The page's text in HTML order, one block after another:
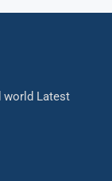
world Latest